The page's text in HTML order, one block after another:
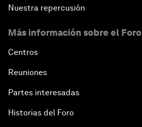
Nuestra repercusión
Más información sobre el Foro
Centros
Reuniones
Partes interesadas
Historias del Foro